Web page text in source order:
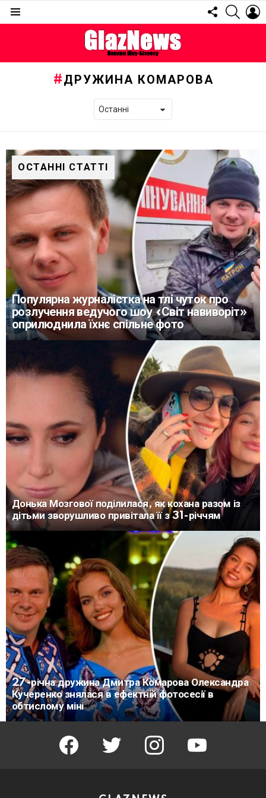
FOLLOW
US
ДРУЖИНА КОМАРОВА
ОСТАННІ СТАТТІ
Популярна журналістка на тлі чуток про
розлучення ведучого шоу «Світ навиворіт»
оприлюднила їхнє спільне фото
Донька Мозгової поділилася, як кохана разом із
дітьми зворушливо привітала її з 31-річчям
27-річна дружина Дмитра Комарова Олександра
Кучеренко знялася в ефектній фотосесії в
обтислому міні
facebook twitter instagram youtube